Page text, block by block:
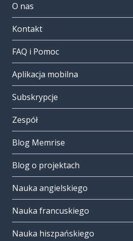
O nas
Kontakt
FAQ i Pomoc
Aplikacja mobilna
Subskrypcje
Zespół
Blog Memrise
Blog o projektach
Nauka angielskiego
Nauka francuskiego
Nauka hiszpańskiego